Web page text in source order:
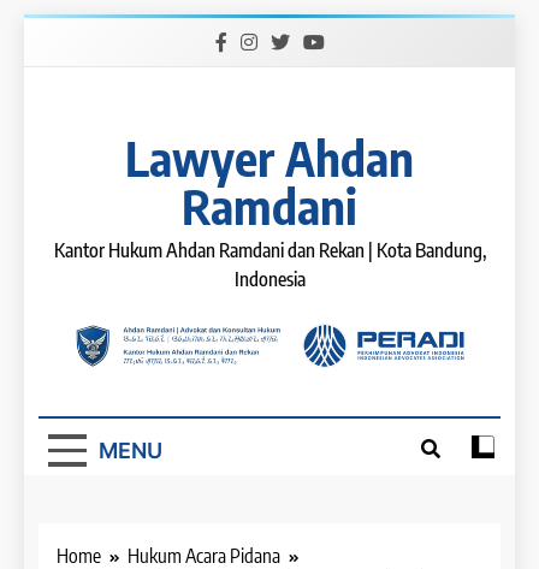
Lawyer Ahdan
Ramdani
Kantor Hukum Ahdan Ramdani dan Rekan | Kota Bandung,
Indonesia
MENU
Home
Hukum Acara Pidana